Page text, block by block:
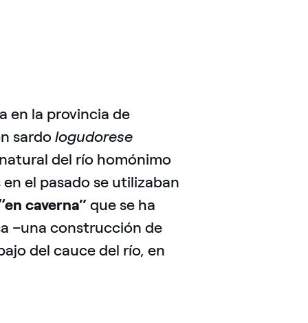
en la provincia de
sardologudorese
del río homónimo
el pasado se utilizaban
caverna”que se ha
–una construcción de
del cauce del río, en